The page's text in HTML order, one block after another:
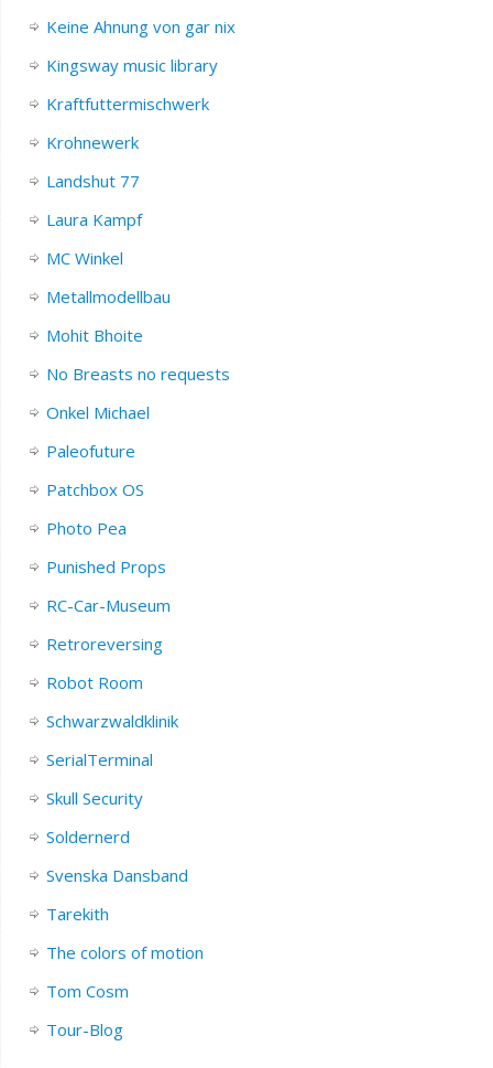
Keine Ahnung von gar nix
Kingsway music library
Kraftfuttermischwerk
Krohnewerk
Landshut 77
Laura Kampf
MC Winkel
Metallmodellbau
Mohit Bhoite
No Breasts no requests
Onkel Michael
Paleofuture
Patchbox OS
Photo Pea
Punished Props
RC-Car-Museum
Retroreversing
Robot Room
Schwarzwaldklinik
SerialTerminal
Skull Security
Soldernerd
Svenska Dansband
Tarekith
The colors of motion
Tom Cosm
Tour-Blog